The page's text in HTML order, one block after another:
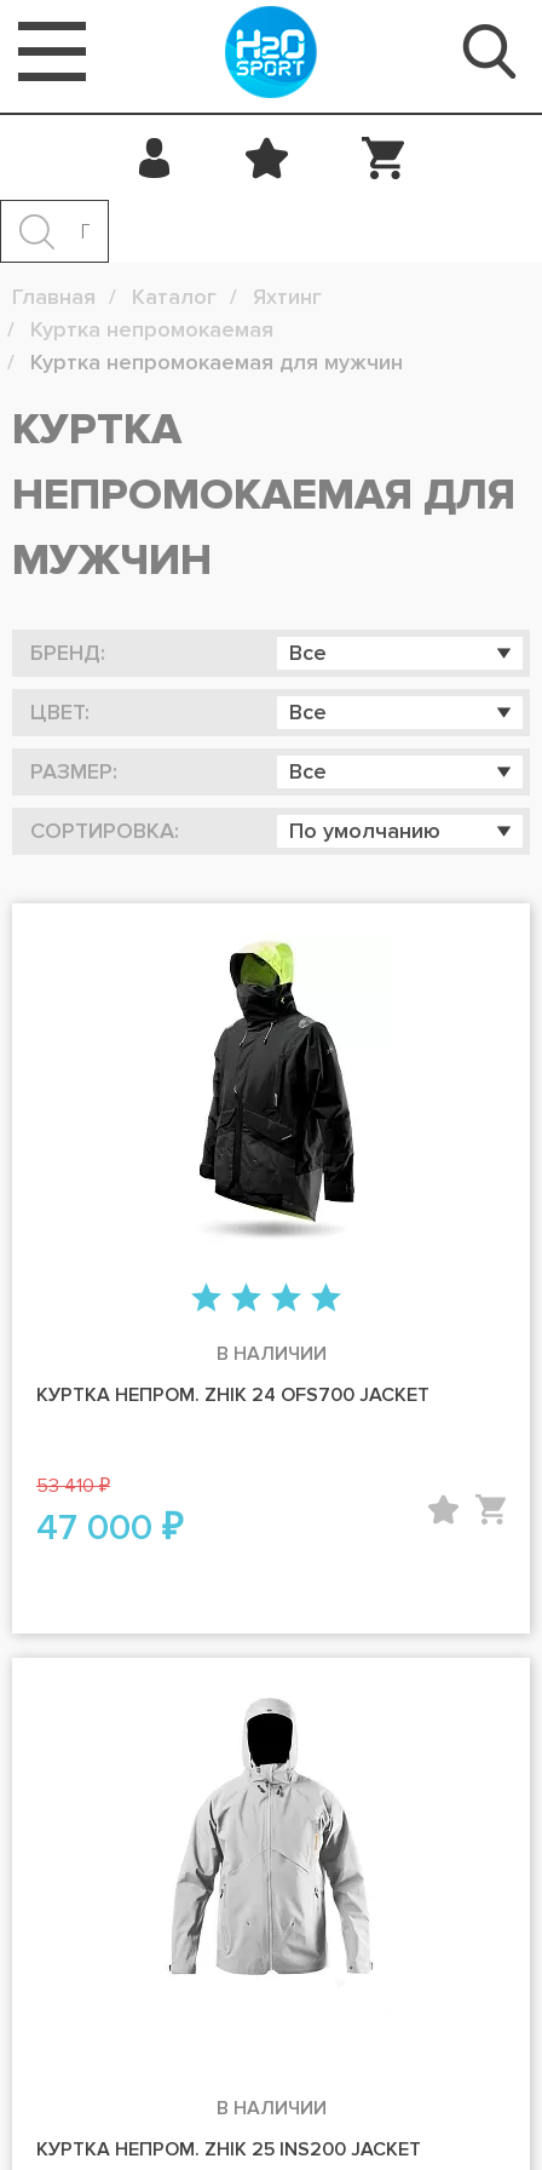
Главная Каталог
Яхтинг
Куртка непромокаемая
Куртка непромокаемая для мужчин
КУРТКА
НЕПРОМОКАЕМАЯ ДЛЯ
МУЖЧИН
БРЕНД: Все
ЦВЕТ: Все
РАЗМЕР: Все
СОРТИРОВКА: По умолчанию
В НАЛИЧИИ
КУРТКА НЕПРОМ. ZHIK 24 OFS700 JACKET
53 410 ₽
47 000 ₽
В НАЛИЧИИ
КУРТКА НЕПРОМ. ZHIK 25 INS200 JACKET